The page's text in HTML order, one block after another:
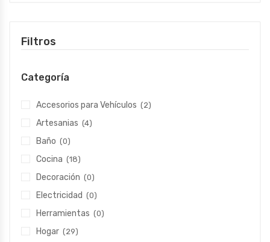
Filtros
Categoría
Accesorios para Vehículos (2)
Artesanias (4)
Baño (0)
Cocina (18)
Decoración (0)
Electricidad (0)
Herramientas (0)
Hogar (29)